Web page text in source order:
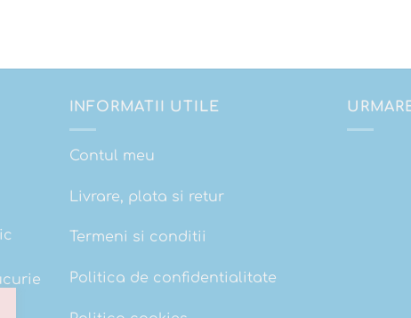
INFORMATII UTILE
Contul meu
Livrare, plata si retur
Termeni si conditii
Politica de confidentialitate